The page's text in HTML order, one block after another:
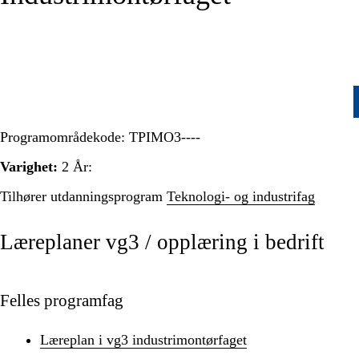
Programområdekode: TPIMO3----
Varighet: 2 År:
Tilhører utdanningsprogram Teknologi- og industrifag
Læreplaner vg3 / opplæring i bedrift
Felles programfag
Læreplan i vg3 industrimontørfaget